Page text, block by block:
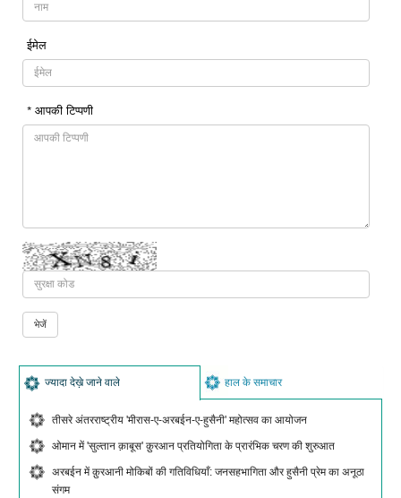
ईमेल
* आपकी टिप्पणी
ज्यादा देख़े जाने वाले हाल के समाचार
तीसरे अंतरराष्ट्रीय 'मीरास-ए-अरबईन-ए-हुसैनी' महोत्सव का आयोजन
ओमान में 'सुल्तान क़ाबूस' क़ुरआन प्रतियोगिता के प्रारंभिक चरण की शुरुआत
अरबईन में क़ुरआनी मोकिबों की गतिविधियाँ: जनसहभागिता और हुसैनी प्रेम का अनूठा
संगम